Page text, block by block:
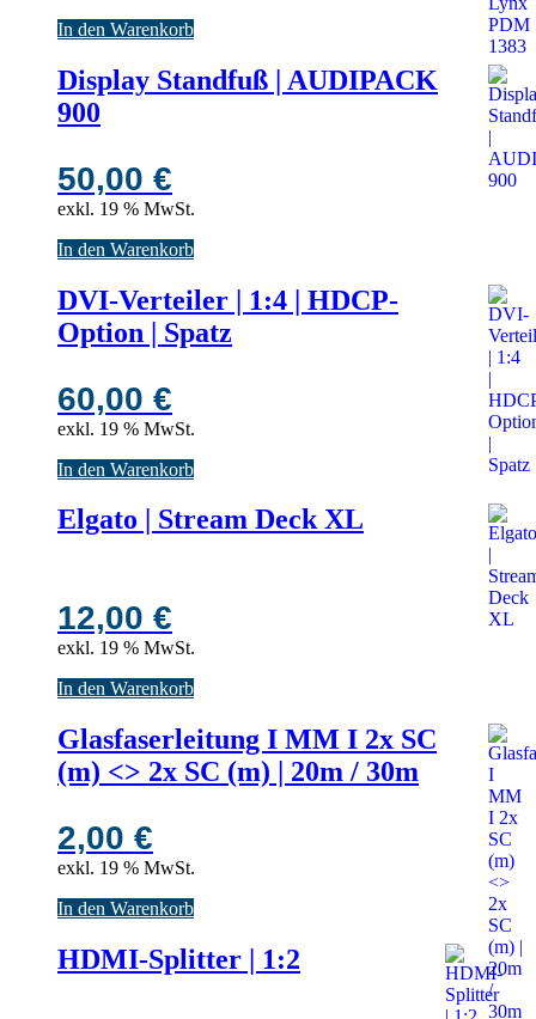
In den Warenkorb
Display Standfuß | AUDIPACK
900
50,00 €
exkl. 19 % MwSt.
In den Warenkorb
DVI-Verteiler | 1:4 | HDCP-
Option | Spatz
60,00 €
exkl. 19 % MwSt.
In den Warenkorb
Elgato | Stream Deck XL
12,00 €
exkl. 19 % MwSt.
In den Warenkorb
Glasfaserleitung I MM I 2x SC
(m) <> 2x SC (m) | 20m / 30m
2,00 €
exkl. 19 % MwSt.
In den Warenkorb
HDMI-Splitter | 1:2